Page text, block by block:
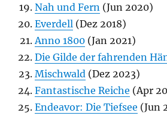
Nah und Fern (Jun 2020)
Everdell (Dez 2018)
Anno 1800 (Jan 2021)
Die Gilde der fahrenden
Mischwald (Dez 2023)
Fantastische Reiche (Apr
Endeavor: Die Tiefsee (Jun